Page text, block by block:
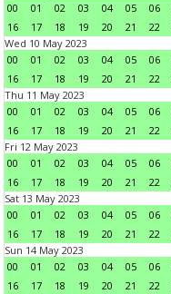
00
01 02 03 04 05 06
16
17 18 19 20 21 22
Wed 10 May 2023
00
01 02 03 04 05 06
16
17 18 19 20 21 22
Thu 11 May 2023
00
01 02 03 04 05 06
16
17 18 19 20 21 22
Fri 12 May 2023
00
01 02 03 04 05 06
16
17 18 19 20 21 22
Sat 13 May 2023
00
01 02 03 04 05 06
16
17 18 19 20 21 22
Sun 14 May 2023
00
01 02 03 04 05 06
16
17 18 19 20 21 22